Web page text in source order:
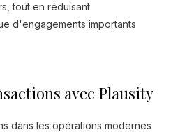
tout en réduisant
d'engagements importants
avec Plausity
dans les opérations modernes